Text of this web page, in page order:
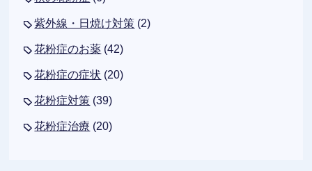
紫外線・日焼け対策 (2)
花粉症のお薬 (42)
花粉症の症状 (20)
花粉症対策 (39)
花粉症治療 (20)